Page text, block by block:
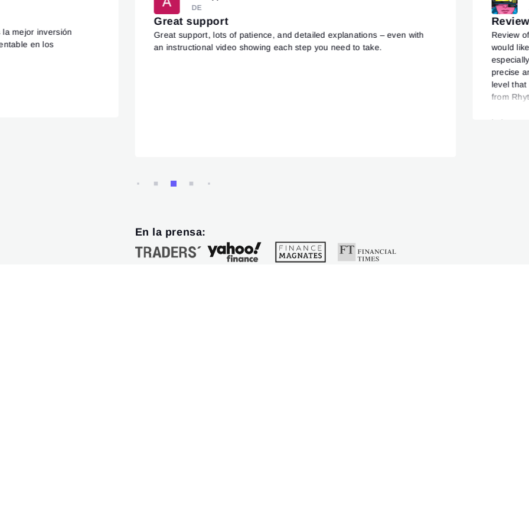
mejor inversión
en los
DE
Great support
Great support, lots of patience, and detailed explanations – even with
an instructional video showing each step you need to take.
Review
would
precise
level that
from
behavior
En la prensa: